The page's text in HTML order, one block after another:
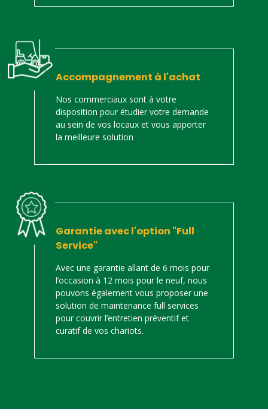
Accompagnement à l'achat
Nos commerciaux sont à votre
disposition pour étudier votre demande
au sein de vos locaux et vous apporter
la meilleure solution
Garantie avec l'option "Full
Service"
Avec une garantie allant de 6 mois pour
l’occasion à 12 mois pour le neuf, nous
pouvons également vous proposer une
solution de maintenance full services
pour couvrir l’entretien préventif et
curatif de vos chariots.